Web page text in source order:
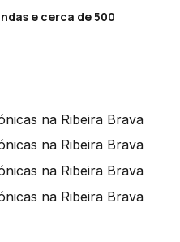
e cerca de 500